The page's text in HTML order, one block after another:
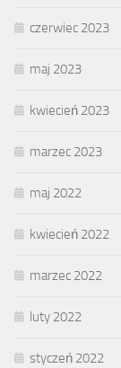
czerwiec 2023
maj 2023
kwiecień 2023
marzec 2023
maj 2022
kwiecień 2022
marzec 2022
luty 2022
styczeń 2022